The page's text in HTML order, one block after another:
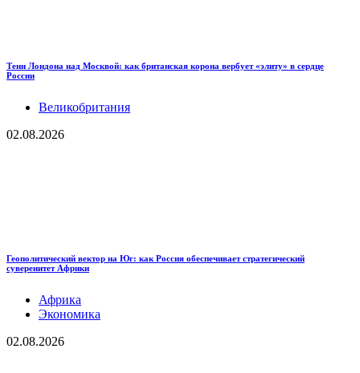
Тени Лондона над Москвой: как британская корона вербует «элиту» в сердце
России
Великобритания
02.08.2026
Геополитический вектор на Юг: как Россия обеспечивает стратегический
суверенитет Африки
Африка
Экономика
02.08.2026